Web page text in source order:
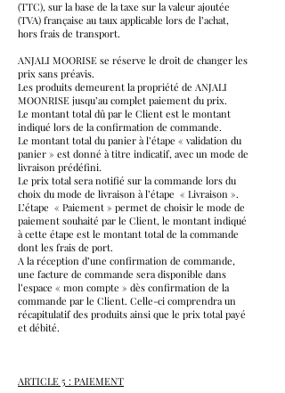
(TTC), sur la base de la taxe sur la valeur ajoutée
(TVA) française au taux applicable lors de l’achat,
hors frais de transport.
ANJALI MOORISE se réserve le droit de changer les
prix sans préavis.
Les produits demeurent la propriété de ANJALI
MOONRISE jusqu’au complet paiement du prix.
Le montant total dû par le Client est le montant
indiqué lors de la confirmation de commande.
Le montant total du panier à l’étape « validation du
panier » est donné à titre indicatif, avec un mode de
livraison prédéfini.
Le prix total sera notifié sur la commande lors du
choix du mode de livraison à l’étape « Livraison ».
L’étape « Paiement » permet de choisir le mode de
paiement souhaité par le Client, le montant indiqué
à cette étape est le montant total de la commande
dont les frais de port.
A la réception d’une confirmation de commande,
une facture de commande sera disponible dans
l’espace « mon compte » dès confirmation de la
commande par le Client. Celle-ci comprendra un
récapitulatif des produits ainsi que le prix total payé
et débité.
ARTICLE 5 : PAIEMENT